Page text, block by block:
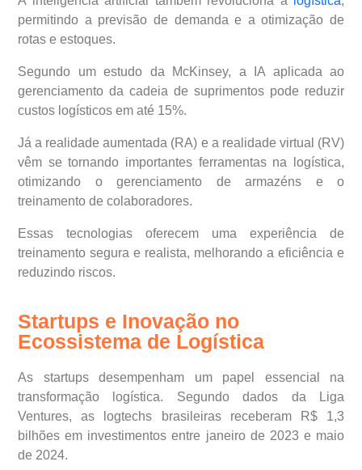
permitindo a previsão de demanda e a otimização de
rotas e estoques.
Segundo um estudo da McKinsey, a IA aplicada ao
gerenciamento da cadeia de suprimentos pode reduzir
custos logísticos em até 15%.
Já a realidade aumentada (RA) e a realidade virtual (RV)
vêm se tornando importantes ferramentas na logística,
otimizando o gerenciamento de armazéns e o
treinamento de colaboradores.
Essas tecnologias oferecem uma experiência de
treinamento segura e realista, melhorando a eficiência e
reduzindo riscos.
Startups e Inovação no
Ecossistema de Logística
As startups desempenham um papel essencial na
transformação logística. Segundo dados da Liga
Ventures, as logtechs brasileiras receberam R$ 1,3
bilhões em investimentos entre janeiro de 2023 e maio
de 2024.